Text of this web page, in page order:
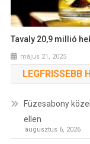
Tavaly 20,9 millió
május 21, 2025
LEGFRISSEBB
Füzesabony
ellen
augusztus 6, 2026